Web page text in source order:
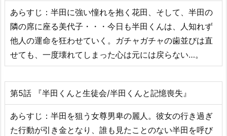
あらすじ：半田に強い憧れを抱く花田、そして、半田の
隣の席に座る美代子・・・今日も半田くんは、人知れず
他人の運命を狂わせていく。ガチャガチャの歯並びは直
せても、一度壊れてしまった心は元には戻らない…。
第5話 『半田くんと生徒会/半田くんと記憶喪失』
あらすじ：半田を狙う女尊男卑の麗人。彼女の行き過ぎ
た行動が引き金となり、誰も見たことのない半田を呼び